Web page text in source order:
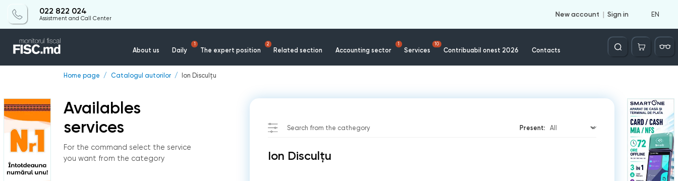
022 822 024
Assistment and Call Center
New account Sign in EN
About us Daily
1
The expert position
2
Related section Accounting sector
1
Services
10
Contribuabil onest 2026 Contacts
Căutare
Home page Catalogul autorilor Ion Disculțu
Availables
services
For the command select the service
you want from the category
Search from the cathegory Present:
Ion Disculțu